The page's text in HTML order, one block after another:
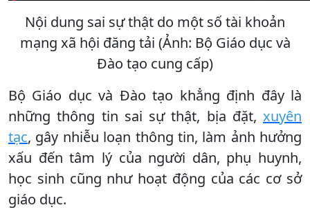
Nội dung sai sự thật do một số tài khoản
mạng xã hội đăng tải (Ảnh: Bộ Giáo dục và
Đào tạo cung cấp)
Bộ Giáo dục và Đào tạo khẳng định đây là
những thông tin sai sự thật, bịa đặt, xuyên
tạc, gây nhiễu loạn thông tin, làm ảnh hưởng
xấu đến tâm lý của người dân, phụ huynh,
học sinh cũng như hoạt động của các cơ sở
giáo dục.